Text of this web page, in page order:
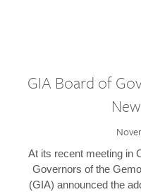
GIA Board of
At its recent meeting in
Governors of the
(GIA) announced the